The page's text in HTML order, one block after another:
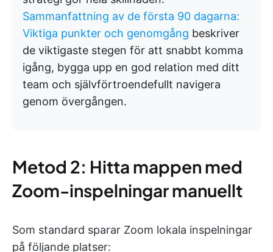
Sammanfattning av de första 90 dagarna:
Viktiga punkter och genomgång beskriver
de viktigaste stegen för att snabbt komma
igång, bygga upp en god relation med ditt
team och självförtroendefullt navigera
genom övergången.
Metod 2: Hitta mappen med
Zoom-inspelningar manuellt
Som standard sparar Zoom lokala inspelningar
på följande platser: